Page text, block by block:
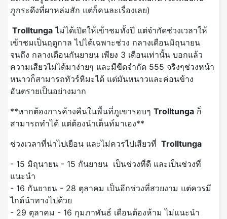
ภูกระดึงที่ผาหล่มสัก แต่ก็คนละเรื่องเลย)
Trolltunga ไม่ได้เปิดให้เข้าชมทั้งปี แต่จำกัดช่วงเวลาให้
เข้าชมเป็นฤดูกาล ไปได้เฉพาะช่วง กลางเดือนมิถุนายน
จนถึง กลางเดือนกันยายน เพียง 3 เดือนเท่านั้น บอกแล้ว
ความเสียวไม่ได้มาง่ายๆ และมีขีดจำกัด 555 จริงๆช่วงหน้า
หนาวก็สามารถทัวร์หิมะได้ แต่มันหนาวและค่อนข้าง
อันตรายเป็นอย่างมาก
**หากต้องการค้างคืนในพื้นที่ภูเขารอบๆ Trolltunga ก็
สามารถทำได้ แต่ต้องนำเต็นท์มาเอง**
ช่วงเวลาที่น่าไปเยือน และไม่ควรไปเสียวที่ Trolltunga
- 15 มิถุนายน - 15 กันยายน เป็นช่วงที่ดี และเป็นช่วงที่
แนะนำ
- 16 กันยายน - 28 ตุลาคม เป็นอีกช่วงที่สวยงาม แต่ควรมี
ไกด์นำทางไปด้วย
- 29 ตุลาคม - 16 กุมภาพันธ์ เดือนต้องห้าม ไม่แนะนำ